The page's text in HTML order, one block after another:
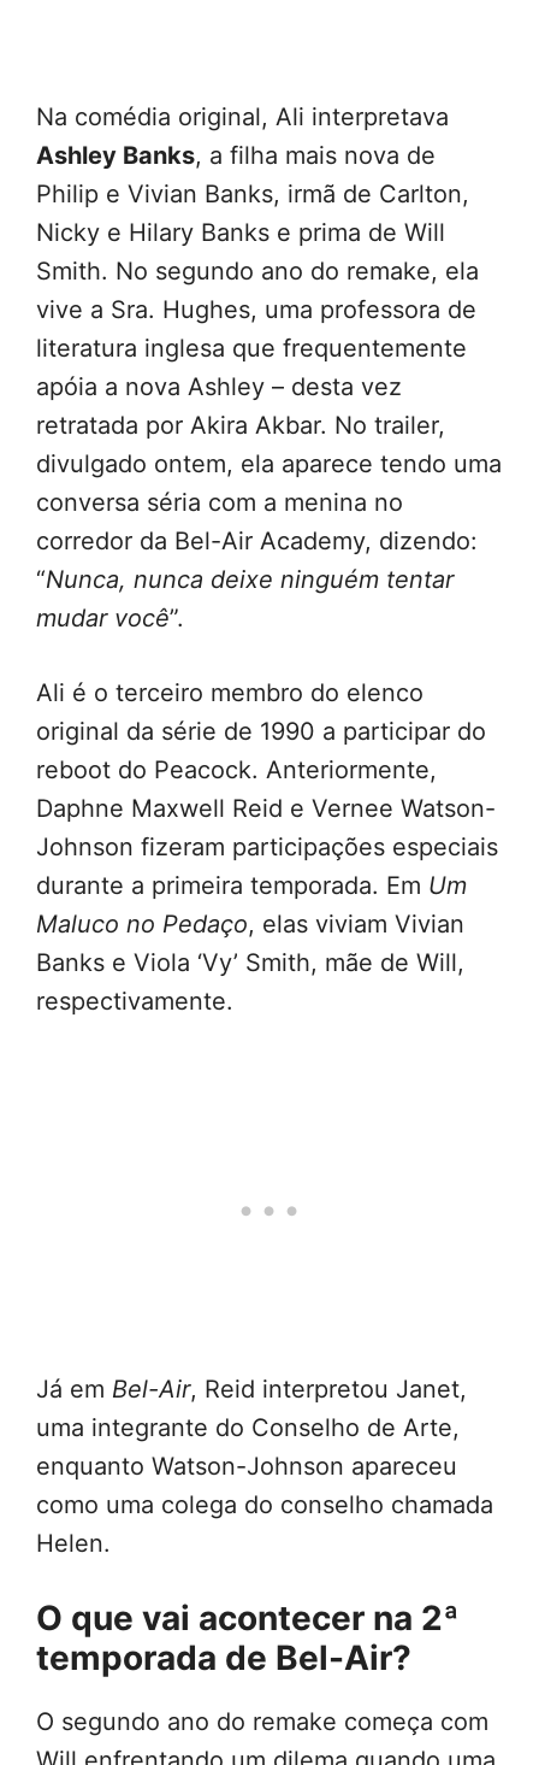
Na comédia original, Ali interpretava
Ashley Banks, a filha mais nova de
Philip e Vivian Banks, irmã de Carlton,
Nicky e Hilary Banks e prima de Will
Smith. No segundo ano do remake, ela
vive a Sra. Hughes, uma professora de
literatura inglesa que frequentemente
apóia a nova Ashley – desta vez
retratada por Akira Akbar. No trailer,
divulgado ontem, ela aparece tendo uma
conversa séria com a menina no
corredor da Bel-Air Academy, dizendo:
“Nunca, nunca deixe ninguém tentar
mudar você”.
Ali é o terceiro membro do elenco
original da série de 1990 a participar do
reboot do Peacock. Anteriormente,
Daphne Maxwell Reid e Vernee Watson-
Johnson fizeram participações especiais
durante a primeira temporada. Em Um
Maluco no Pedaço, elas viviam Vivian
Banks e Viola ‘Vy’ Smith, mãe de Will,
respectivamente.
Já em Bel-Air, Reid interpretou Janet,
uma integrante do Conselho de Arte,
enquanto Watson-Johnson apareceu
como uma colega do conselho chamada
Helen.
O que vai acontecer na 2ª
temporada de Bel-Air?
O segundo ano do remake começa com